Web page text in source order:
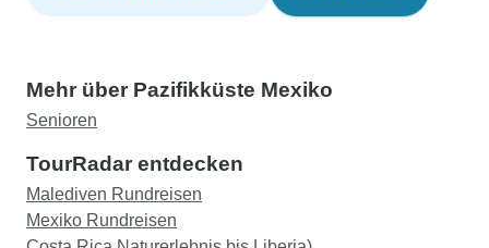
Mehr über Pazifikküste Mexiko
Senioren
TourRadar entdecken
Malediven Rundreisen
Mexiko Rundreisen